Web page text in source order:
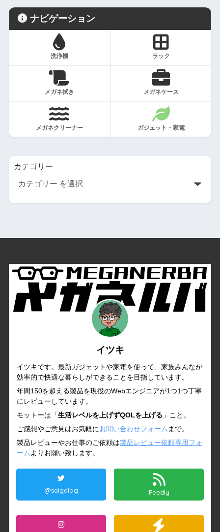
ナビゲーション
洗浄機 ラック
メガネ拭き メガネケース
メガネクリーナー ガジェット・家電
カテゴリー
イツキ
イツキです。最新ガジェットや家電を使って、家族みんなが
効率的で快適な暮らしができることを目指しています。
年間150を超える製品を現役のWebエンジニアが1つ1つ丁寧
にレビューしています。
モットーは「生活レベルを上げずQOLを上げる 」こと。
ご感想やご意見はお気軽にお問い合わせフォーム まで。
製品レビューやお仕事のご依頼は製品レビュー依頼専用フォ
ーム よりお願い致します。
@saigalog Feedly